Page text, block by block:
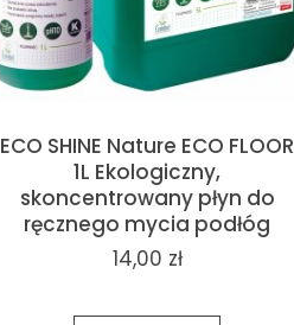
ECO SHINE Nature ECO FLOOR
1L Ekologiczny,
skoncentrowany płyn do
ręcznego mycia podłóg
14,00 zł